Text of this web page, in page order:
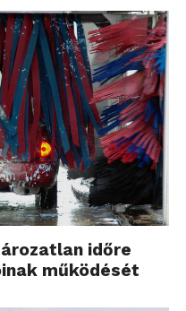
időre
működését